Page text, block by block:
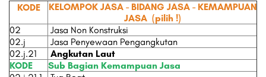
KODE
KELOMPOK JASA - BIDANG JASA - KEMAMPUAN
JASA (pilih !)
02
Jasa Non Konstruksi
02.j
Jasa Penyewaan Pengangkutan
02.j.21
Angkutan Laut
KODE
Sub Bagian Kemampuan Jasa